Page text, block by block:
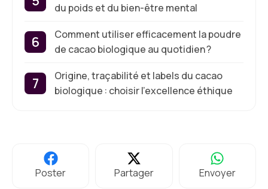
du poids et du bien-être mental
Comment utiliser efficacement la poudre
de cacao biologique au quotidien ?
Origine, traçabilité et labels du cacao
biologique : choisir l’excellence éthique
Poster Partager Envoyer